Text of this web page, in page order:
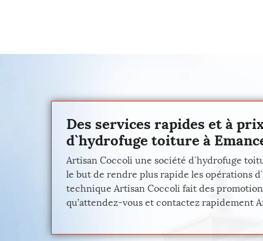
Des services rapides et à
d`hydrofuge toiture à
Artisan Coccoli une société d`hydrofuge
le but de rendre plus rapide les opérations
technique Artisan Coccoli fait des
qu’attendez-vous et contactez rapidement